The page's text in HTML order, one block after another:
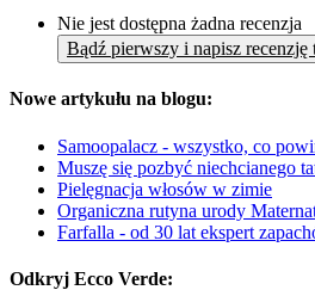
Nie jest dostępna żadna recenzja
Bądź pierwszy i napisz recenzję
Nowe artykułu na blogu:
Samoopalacz - wszystko, co
Muszę się pozbyć niechcianego
Pielęgnacja włosów w zimie
Organiczna rutyna urody
Farfalla - od 30 lat ekspert
Odkryj Ecco Verde: